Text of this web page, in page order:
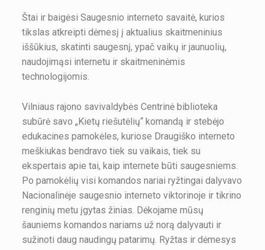
Štai ir baigėsi Saugesnio interneto savaitė, kurios
tikslas atkreipti dėmesį į aktualius skaitmeninius
iššūkius, skatinti saugesnį, ypač vaikų ir jaunuolių,
naudojimąsi internetu ir skaitmeninėmis
technologijomis.
Vilniaus rajono savivaldybės Centrinė biblioteka
subūrė savo „Kietų riešutėlių“ komandą ir stebėjo
edukacines pamokėles, kuriose Draugiško interneto
meškiukas bendravo tiek su vaikais, tiek su
ekspertais apie tai, kaip internete būti saugesniems.
Po pamokėlių visi komandos nariai ryžtingai dalyvavo
Nacionalinėje saugesnio interneto viktorinoje ir tikrino
renginių metu įgytas žinias. Dėkojame mūsų
šauniems komandos nariams už norą dalyvauti ir
sužinoti daug naudingų patarimų. Ryžtas ir dėmesys